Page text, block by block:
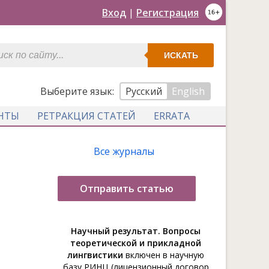
Вход | Регистрация
ИСКАТЬ
Выберите язык: Русский
English
РЕТРАКЦИЯ СТАТЕЙ ERRATA
Все журналы
Отправить статью
Научный результат. Вопросы
теоретической и прикладной
лингвистики включен в научную